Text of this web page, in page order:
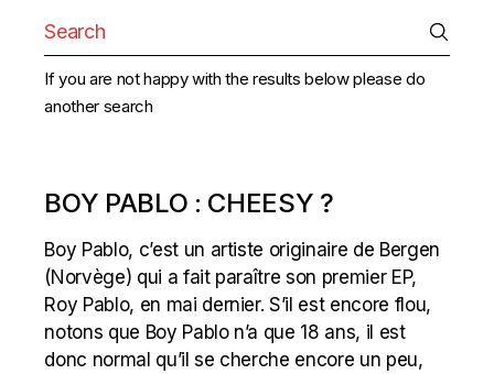
for:
If you are not happy with the results below please do
another search
BOY PABLO : CHEESY ?
Boy Pablo, c’est un artiste originaire de Bergen
(Norvège) qui a fait paraître son premier EP,
Roy Pablo, en mai dernier. S’il est encore flou,
notons que Boy Pablo n’a que 18 ans, il est
donc normal qu’il se cherche encore un peu,